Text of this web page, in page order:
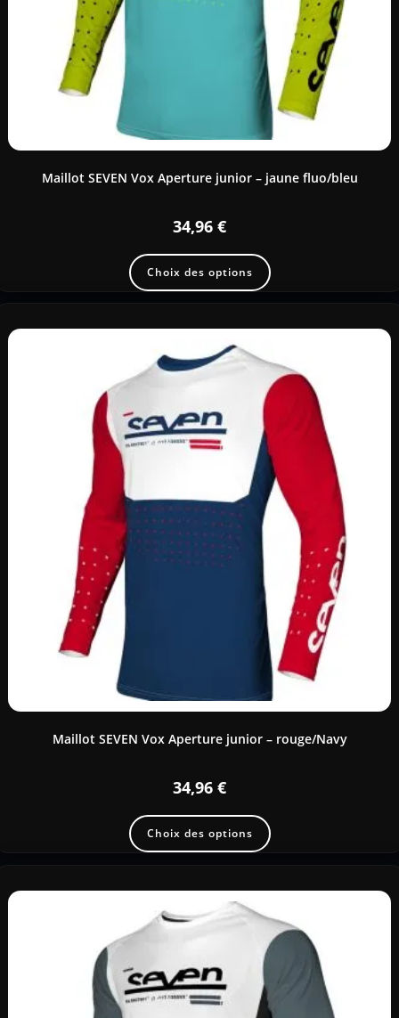
Maillot SEVEN Vox Aperture junior – jaune fluo/bleu
34,96 €
Choix des options
Maillot SEVEN Vox Aperture junior – rouge/Navy
34,96 €
Choix des options